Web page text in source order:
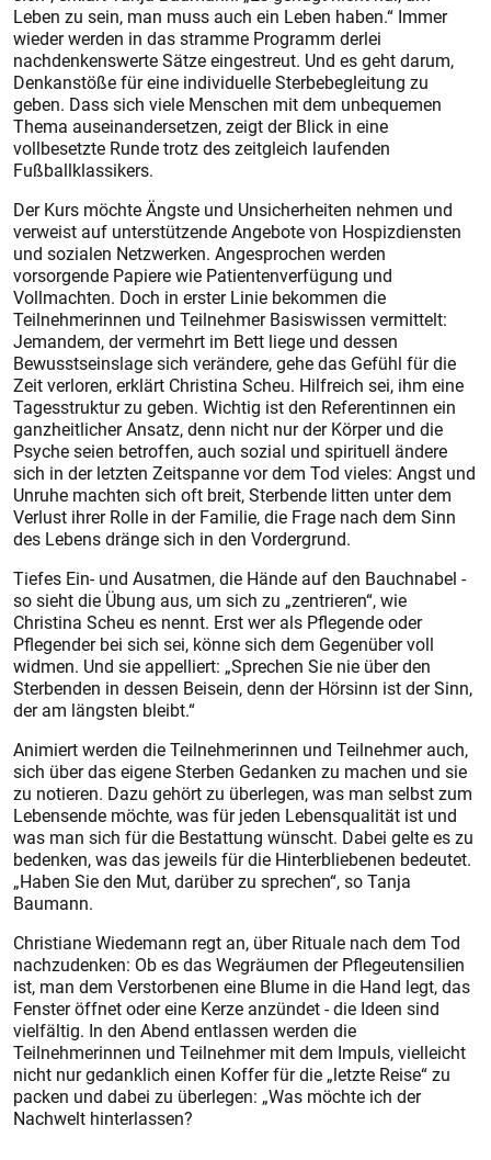
Leben zu sein, man muss auch ein Leben haben.“ Immer
wieder werden in das stramme Programm derlei
nachdenkenswerte Sätze eingestreut. Und es geht darum,
Denkanstöße für eine individuelle Sterbebegleitung zu
geben. Dass sich viele Menschen mit dem unbequemen
Thema auseinandersetzen, zeigt der Blick in eine
vollbesetzte Runde trotz des zeitgleich laufenden
Fußballklassikers.
Der Kurs möchte Ängste und Unsicherheiten nehmen und
verweist auf unterstützende Angebote von Hospizdiensten
und sozialen Netzwerken. Angesprochen werden
vorsorgende Papiere wie Patientenverfügung und
Vollmachten. Doch in erster Linie bekommen die
Teilnehmerinnen und Teilnehmer Basiswissen vermittelt:
Jemandem, der vermehrt im Bett liege und dessen
Bewusstseinslage sich verändere, gehe das Gefühl für die
Zeit verloren, erklärt Christina Scheu. Hilfreich sei, ihm eine
Tagesstruktur zu geben. Wichtig ist den Referentinnen ein
ganzheitlicher Ansatz, denn nicht nur der Körper und die
Psyche seien betroffen, auch sozial und spirituell ändere
sich in der letzten Zeitspanne vor dem Tod vieles: Angst und
Unruhe machten sich oft breit, Sterbende litten unter dem
Verlust ihrer Rolle in der Familie, die Frage nach dem Sinn
des Lebens dränge sich in den Vordergrund.
Tiefes Ein- und Ausatmen, die Hände auf den Bauchnabel -
so sieht die Übung aus, um sich zu „zentrieren“, wie
Christina Scheu es nennt. Erst wer als Pflegende oder
Pflegender bei sich sei, könne sich dem Gegenüber voll
widmen. Und sie appelliert: „Sprechen Sie nie über den
Sterbenden in dessen Beisein, denn der Hörsinn ist der Sinn,
der am längsten bleibt.“
Animiert werden die Teilnehmerinnen und Teilnehmer auch,
sich über das eigene Sterben Gedanken zu machen und sie
zu notieren. Dazu gehört zu überlegen, was man selbst zum
Lebensende möchte, was für jeden Lebensqualität ist und
was man sich für die Bestattung wünscht. Dabei gelte es zu
bedenken, was das jeweils für die Hinterbliebenen bedeutet.
„Haben Sie den Mut, darüber zu sprechen“, so Tanja
Baumann.
Christiane Wiedemann regt an, über Rituale nach dem Tod
nachzudenken: Ob es das Wegräumen der Pflegeutensilien
ist, man dem Verstorbenen eine Blume in die Hand legt, das
Fenster öffnet oder eine Kerze anzündet - die Ideen sind
vielfältig. In den Abend entlassen werden die
Teilnehmerinnen und Teilnehmer mit dem Impuls, vielleicht
nicht nur gedanklich einen Koffer für die „letzte Reise“ zu
packen und dabei zu überlegen: „Was möchte ich der
Nachwelt hinterlassen?